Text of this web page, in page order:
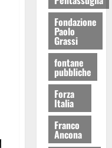
Fondazione
Paolo
Grassi
fontane
pubbliche
Forza
Italia
Franco
Ancona